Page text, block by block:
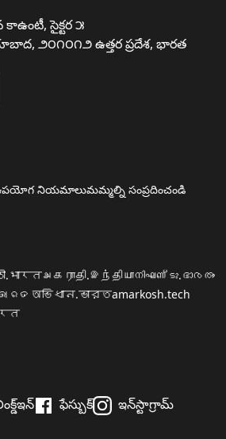
సైక్టర ౫
౨౦౧౦౧౨ ఉత్తర ప్రదేశ, భారత
నియమాలుమమ్మల్ని సంప్రదించండి
அகராதி.இந்தியாനിഘണ്ടു.ഭാരതം
অভিধান.ভারতamarkosh.tech
ఫేస్బుక్ ఇన్‌స్టాగ్రామ్